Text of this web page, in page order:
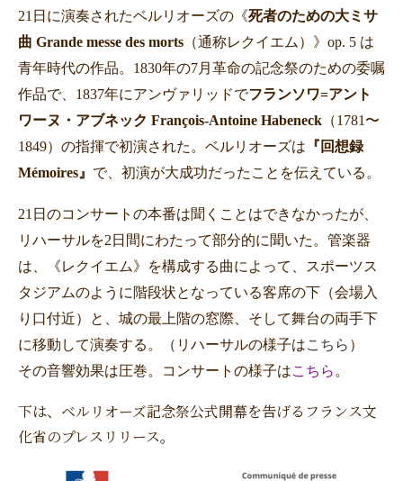
21日に演奏されたベルリオーズの《死者のための大ミサ
曲 Grande messe des morts （通称レクイエム）》 op. 5 は
青年時代の作品。 1830年の7月革命の記念祭のための委嘱
作品で、 1837年にアンヴァリッドでフランソワ=アント
ワーヌ・アブネック François-Antoine Habeneck （1781 〜
1849）の指揮で初演された。ベルリオーズは 『 回想録
Mémoires 』 で、初演が大成功だったことを伝えている。
21日のコンサートの本番は聞くことはできなかったが、
リハーサルを2 日間にわたって部分的に聞いた。管楽器
は、《レクイエム》を構成する曲によって、スポーツス
タジアムのように階段状となっている客席の下（会場入
り口付近）と、城の最上階の窓際、そして舞台の両手下
に移動して演奏する。（リハーサルの様子はこちら ）
その音響効果は圧巻。コンサートの様子はこちら 。
下は、ベルリオーズ記念祭公式開幕を告げるフランス文
化省のプレスリリース。